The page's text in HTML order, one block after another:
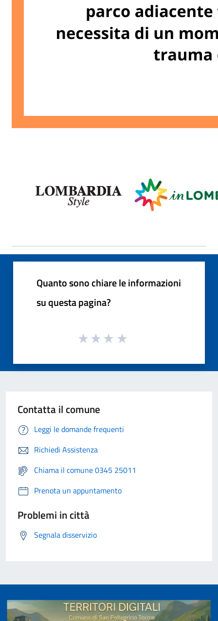
Quanto sono chiare le informazioni
su questa pagina?
Contatta il comune
Leggi le domande frequenti
Richiedi Assistenza
Chiama il comune 0345 25011
Prenota un appuntamento
Problemi in città
Segnala disservizio